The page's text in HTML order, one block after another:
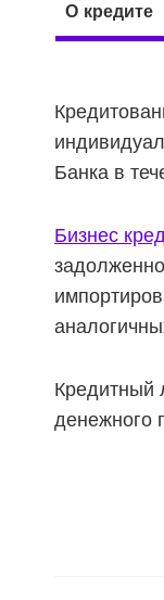
О кредите
Банка в
Бизнес
Кредитный
денежного